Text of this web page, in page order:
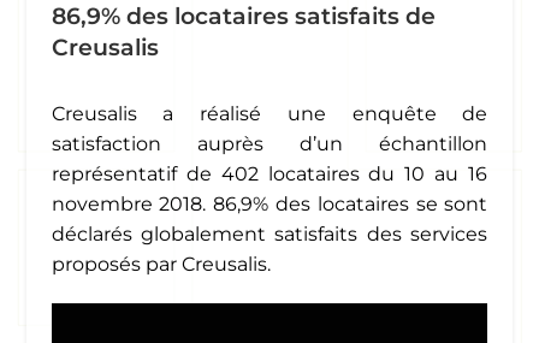
86,9% des locataires satisfaits de
Creusalis
Creusalis a réalisé une enquête de
satisfaction auprès d’un échantillon
représentatif de 402 locataires du 10 au 16
novembre 2018. 86,9% des locataires se sont
déclarés globalement satisfaits des services
proposés par Creusalis.